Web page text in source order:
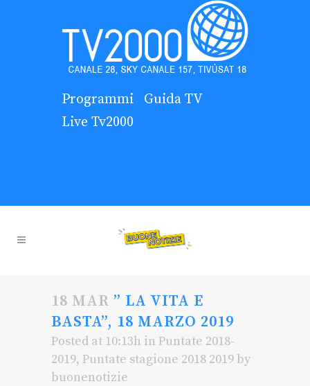
Programmi
Guida TV
Live Tv2000
18 MAR ” LA VITA E
BASTA”, 18 MARZO 2019
Posted at 10:13h in Puntate 2018-
2019, Puntate stagione 2018 2019 by
buonenotizie